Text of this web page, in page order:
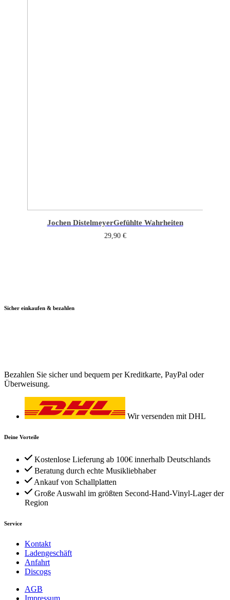
Jochen DistelmeyerGefühlte Wahrheiten
29,90 €
Sicher einkaufen & bezahlen
Bezahlen Sie sicher und bequem per Kreditkarte, PayPal oder
Überweisung.
Wir versenden mit DHL
Deine Vorteile
Kostenlose Lieferung ab 100€ innerhalb Deutschlands
Beratung durch echte Musikliebhaber
Ankauf von Schallplatten
Große Auswahl im größten Second-Hand-Vinyl-Lager der
Region
Service
Kontakt
Ladengeschäft
Anfahrt
Discogs
AGB
Impressum